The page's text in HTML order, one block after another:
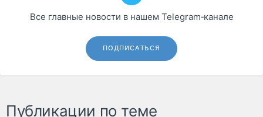
Все главные новости в нашем Telegram‑канале
ПОДПИСАТЬСЯ
Публикации по теме